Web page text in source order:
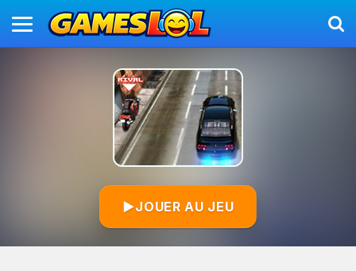
▶JOUER AU JEU